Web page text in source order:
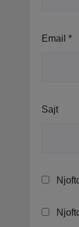
Email *
Sajt